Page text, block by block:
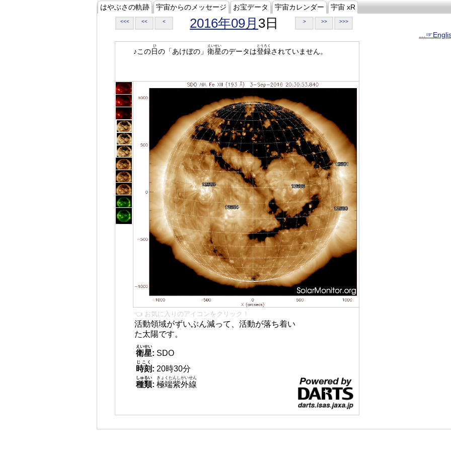
はやぶさの軌跡 宇宙からのメッセージ お宝データ 宇宙カレンダー 宇宙 xR
<<< << < 2016年09月 3日 > >> >>>
♪この日
ひ
の「あけぼの」 衛星
えいせい
のデータは登録
とうろく
されていません。
👈 お気に入りのアイコンをクリック！
活動領域がずいぶん減って、活動が落ち着い
た太陽です。
衛星
えいせい
: SDO
時刻
じこく
: 20時30分
種類
しゅるい
: 極端紫外線
きょくたんしがいせん